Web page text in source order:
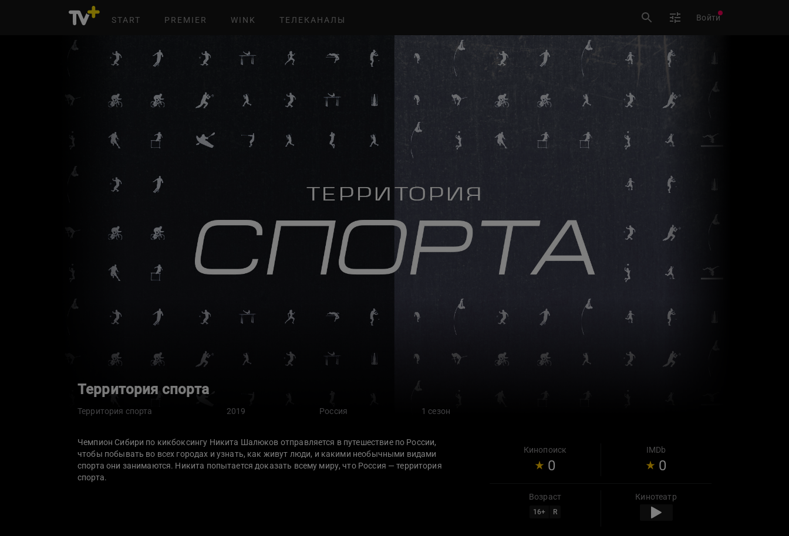
START PREMIER WINK ТЕЛЕКАНАЛЫ Войти
Территория спорта
Территория спорта 2019 Россия 1 сезон
Чемпион Сибири по кикбоксингу Никита Шалюков отправляется в путешествие по России,
чтобы побывать во всех городах и узнать, как живут люди, и какими необычными видами
спорта они занимаются. Никита попытается доказать всему миру, что Россия — территория
спорта.
Кинопоиск
0
IMDb
0
Возраст
16+ R
Кинотеатр